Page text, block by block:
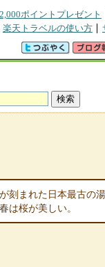
ポイントプレゼント
楽天トラベルの使い方
刻まれた日本最古の
は桜が美しい。